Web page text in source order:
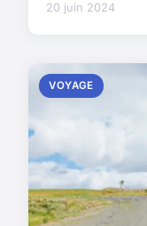
20 juin 2024
VOYAGE